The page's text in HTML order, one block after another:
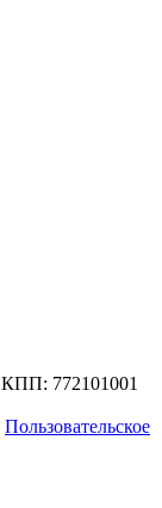
КПП: 772101001
Пользовательское